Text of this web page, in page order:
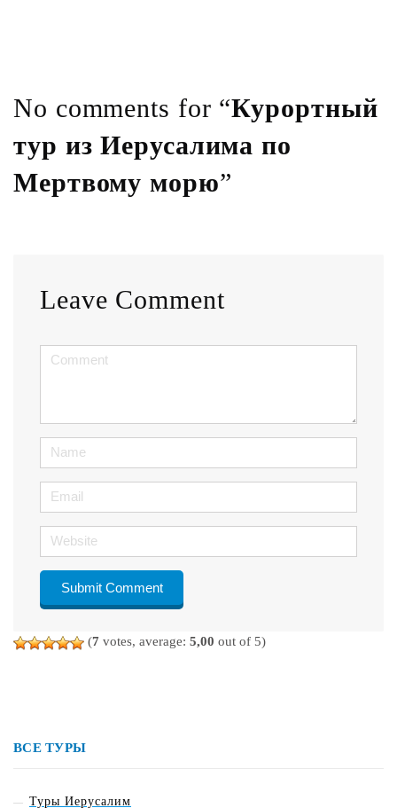
No comments for “Курортный
тур из Иерусалима по
Мертвому морю”
Leave Comment
<b>Comment</b>
Name
Email
Website
(7 votes, average: 5,00 out of 5)
ВСЕ ТУРЫ
Туры Иерусалим